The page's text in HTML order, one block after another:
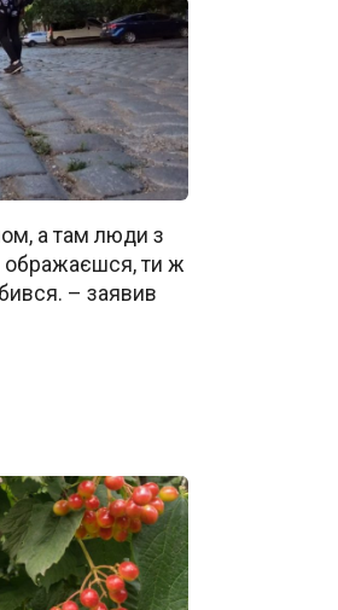
а там люди з
ображаєшся, ти ж
– заявив